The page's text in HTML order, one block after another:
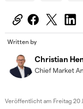
Written by
Christian
Chief Market
Veröffentlicht am Freitag 20